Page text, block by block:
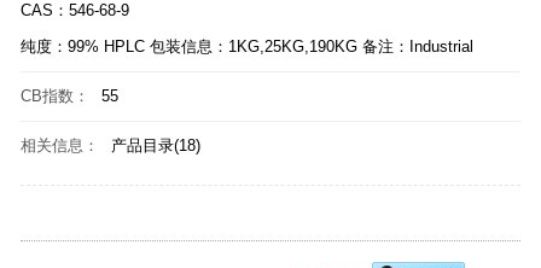
CAS：546-68-9
纯度：99% HPLC 包装信息：1KG,25KG,190KG 备注：Industrial
CB指数： 55
相关信息： 产品目录(18)